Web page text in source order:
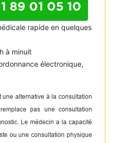
89 01 05 10
rapide en quelques
à minuit
électronique,
une alternative à la consultation
pas une consultation
Le médecin a la capacité
ou une consultation physique